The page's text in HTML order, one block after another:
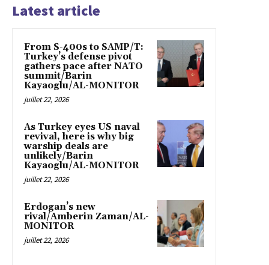
Latest article
From S-400s to SAMP/T:
Turkey’s defense pivot
gathers pace after NATO
summit/Barin
Kayaoglu/AL-MONITOR
juillet 22, 2026
As Turkey eyes US naval
revival, here is why big
warship deals are
unlikely/Barin
Kayaoglu/AL-MONITOR
juillet 22, 2026
Erdogan’s new
rival/Amberin Zaman/AL-
MONITOR
juillet 22, 2026